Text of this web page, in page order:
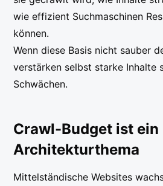
wie effizient Suchmaschinen
können.
Wenn diese Basis nicht sauber
verstärken selbst starke Inhalte
Schwächen.
Crawl-Budget ist ein
Architekturthema
Mittelständische Websites